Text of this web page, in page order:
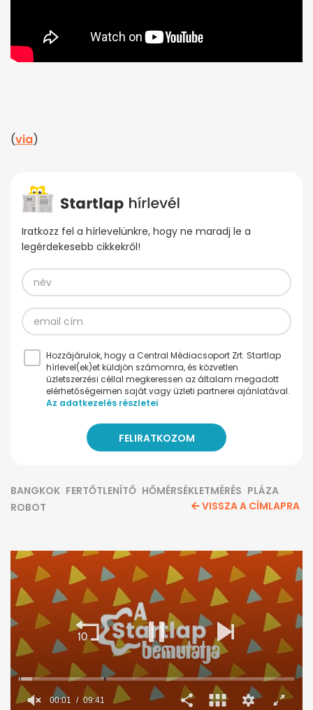
(via)
Iratkozz fel a hírlevelünkre, hogy ne maradj le a
legérdekesebb cikkekről!
Hozzájárulok, hogy a Central Médiacsoport Zrt. Startlap
hírlevel(ek)et küldjön számomra, és közvetlen
üzletszerzési céllal megkeressen az általam megadott
elérhetőségeimen saját vagy üzleti partnerei ajánlatával.
Az adatkezelés részletei
BANGKOK FERTŐTLENÍTŐ HŐMÉRSÉKLETMÉRÉS PLÁZA
ROBOT
VISSZA A CÍMLAPRA
00:02 09:41